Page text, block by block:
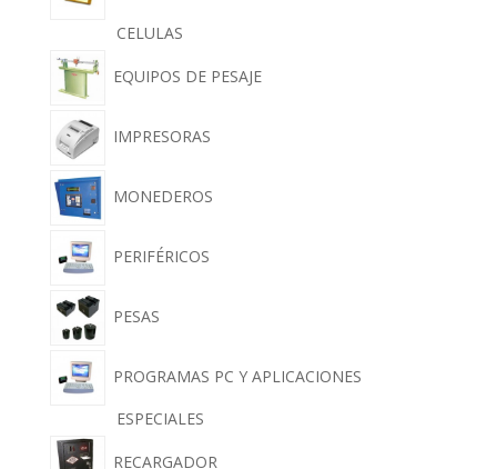
CELULAS
EQUIPOS DE PESAJE
IMPRESORAS
MONEDEROS
PERIFÉRICOS
PESAS
PROGRAMAS PC Y APLICACIONES
ESPECIALES
RECARGADOR